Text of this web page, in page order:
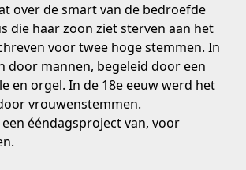
over de smart van de bedroefde
die haar zoon ziet sterven aan het
voor twee hoge stemmen. In
door mannen, begeleid door een
en orgel. In de 18e eeuw werd het
vrouwenstemmen.
ééndagsproject van, voor